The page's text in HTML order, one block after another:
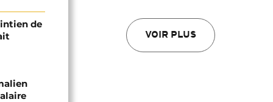
VOIR PLUS
de